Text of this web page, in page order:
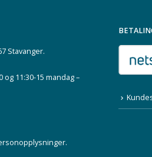
Stavanger.
og 11:30-15 mandag –
.